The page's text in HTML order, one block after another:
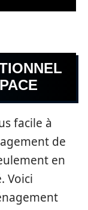
facile à
de
en
Voici